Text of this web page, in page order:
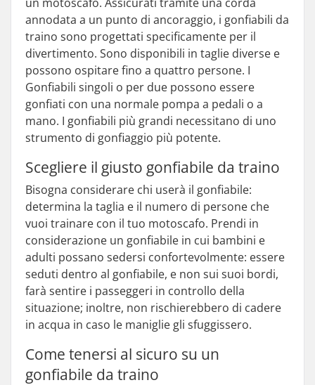
annodata a un punto di ancoraggio, i gonfiabili da
traino sono progettati specificamente per il
divertimento. Sono disponibili in taglie diverse e
possono ospitare fino a quattro persone. I
Gonfiabili singoli o per due possono essere
gonfiati con una normale pompa a pedali o a
mano. I gonfiabili più grandi necessitano di uno
strumento di gonfiaggio più potente.
Scegliere il giusto gonfiabile da traino
Bisogna considerare chi userà il gonfiabile:
determina la taglia e il numero di persone che
vuoi trainare con il tuo motoscafo. Prendi in
considerazione un gonfiabile in cui bambini e
adulti possano sedersi confortevolmente: essere
seduti dentro al gonfiabile, e non sui suoi bordi,
farà sentire i passeggeri in controllo della
situazione; inoltre, non rischierebbero di cadere
in acqua in caso le maniglie gli sfuggissero.
Come tenersi al sicuro su un
gonfiabile da traino